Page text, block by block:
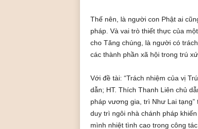
Thế nên, là người con Phật ai
pháp. Và vai trò thiết thực của
cho Tăng chúng, là người có
các thành phần xã hội trong trú
Với đề tài: “Trách nhiệm của vị
dẫn; HT. Thích Thanh Liên chủ
pháp vương gia, trì Như Lai
duy trì ngôi nhà chánh pháp
mình nhiệt tình cao trong công